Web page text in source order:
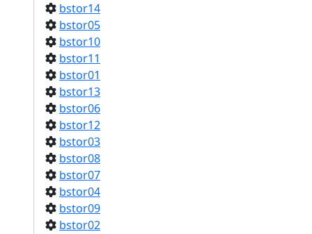
bstor14
bstor05
bstor10
bstor11
bstor01
bstor13
bstor06
bstor12
bstor03
bstor08
bstor07
bstor04
bstor09
bstor02